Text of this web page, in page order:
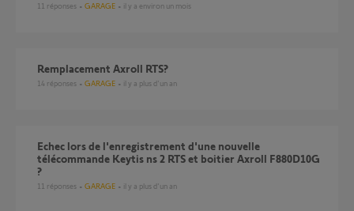
11 réponses GARAGE il y a environ un mois
Remplacement Axroll RTS?
14 réponses GARAGE il y a plus d'un an
Echec lors de l'enregistrement d'une nouvelle
télécommande Keytis ns 2 RTS et boitier Axroll F880D10G
?
11 réponses GARAGE il y a plus d'un an